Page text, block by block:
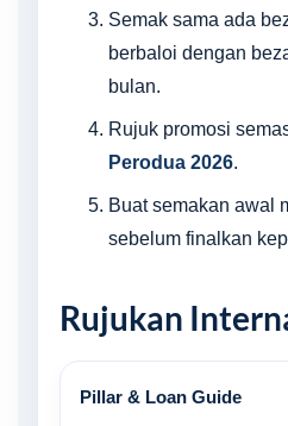
Semak sama ada
berbaloi dengan
bulan.
Rujuk promosi
Perodua 2026.
Buat semakan awal
sebelum finalkan
Rujukan
Pillar & Loan Guide